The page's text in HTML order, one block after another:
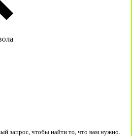
запрос, чтобы найти то, что вам нужно.